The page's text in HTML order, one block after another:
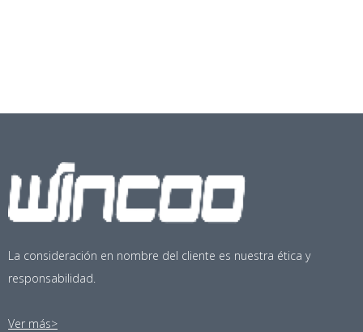
La consideración en nombre del cliente es nuestra ética y
responsabilidad.
Ver más>